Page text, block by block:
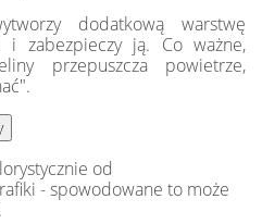
dodatkową warstwę
i zabezpieczy ją. Co ważne,
przepuszcza powietrze,
od
- spowodowane to może